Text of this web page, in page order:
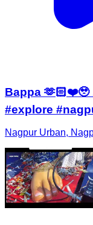
Bappa 🫶🏻❤️🥹
#explore
Nagpur Urban,